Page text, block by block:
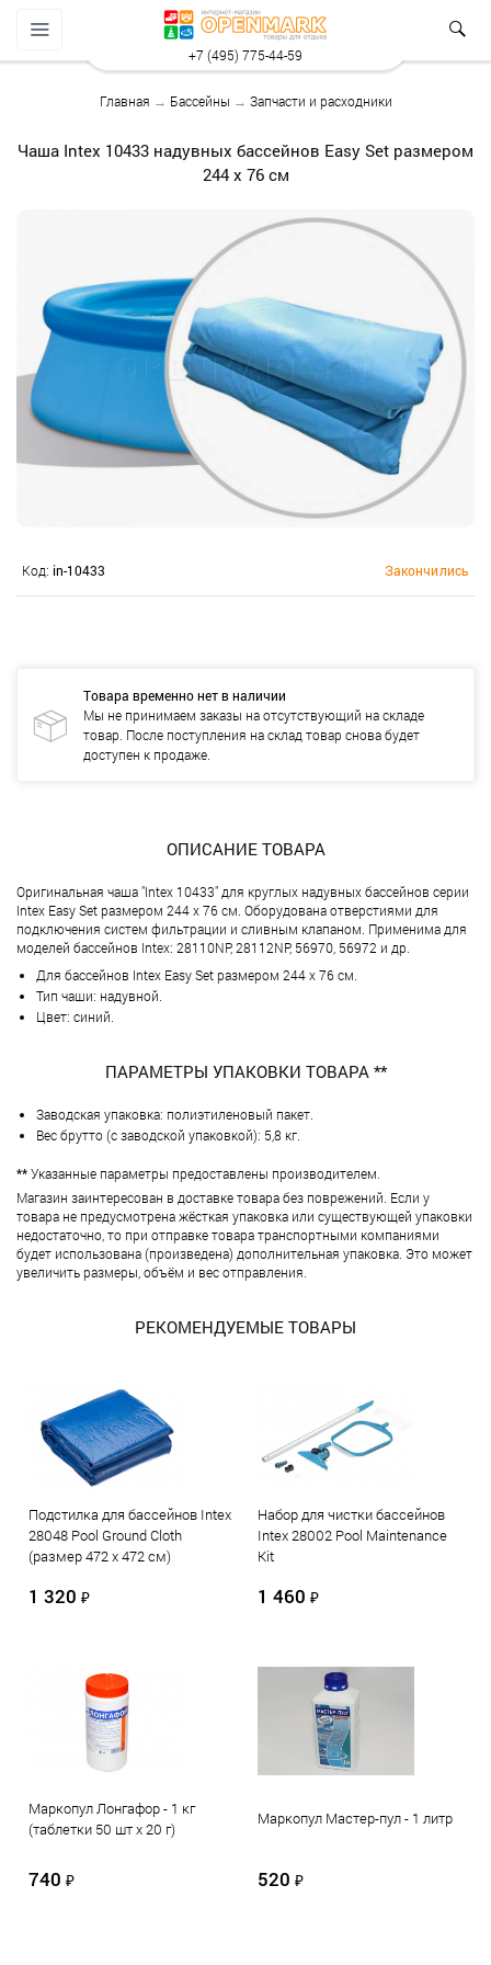
+7 (495) 775-44-59
Главная → Бассейны → Запчасти и расходники
Чаша Intex 10433 надувных бассейнов Easy Set размером
244 х 76 см
Код: in-10433 Закончились
Товара временно нет в наличии
Мы не принимаем заказы на отсутствующий на складе
товар. После поступления на склад товар снова будет
доступен к продаже.
ОПИСАНИЕ ТОВАРА
Оригинальная чаша "Intex 10433" для круглых надувных бассейнов серии
Intex Easy Set размером 244 х 76 см. Оборудована отверстиями для
подключения систем фильтрации и сливным клапаном. Применима для
моделей бассейнов Intex: 28110NP, 28112NP, 56970, 56972 и др.
Для бассейнов Intex Easy Set размером 244 х 76 см.
Тип чаши: надувной.
Цвет: синий.
ПАРАМЕТРЫ УПАКОВКИ ТОВАРА **
Заводская упаковка: полиэтиленовый пакет.
Вес брутто (с заводской упаковкой): 5,8 кг.
**Указанные параметры предоставлены производителем.
Магазин заинтересован в доставке товара без поврежений. Если у
товара не предусмотрена жёсткая упаковка или существующей упаковки
недостаточно, то при отправке товара транспортными компаниями
будет использована (произведена) дополнительная упаковка. Это может
увеличить размеры, объём и вес отправления.
РЕКОМЕНДУЕМЫЕ ТОВАРЫ
Подстилка для бассейнов Intex
28048 Pool Ground Cloth
(размер 472 х 472 см)
1 320 ₽
Набор для чистки бассейнов
Intex 28002 Pool Maintenance
Kit
1 460 ₽
Маркопул Лонгафор - 1 кг
(таблетки 50 шт х 20 г)
740 ₽
Маркопул Мастер-пул - 1 литр
520 ₽